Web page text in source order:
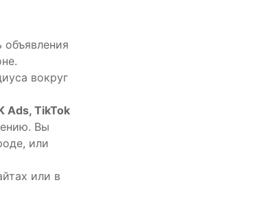
объявления
вокруг
Ads, TikTok
Вы
или
или в